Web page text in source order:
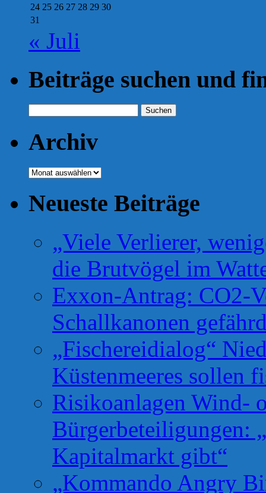
24 25 26 27 28 29 30
31
« Juli
Beiträge suchen und
nach:
Archiv
Archiv
Neueste Beiträge
„Viele Verlierer,
die Brutvögel im
Exxon-Antrag: CO2-
Schallkanonen
„Fischereidialog“
Küstenmeeres sollen
Risikoanlagen Wind-
Bürgerbeteiligungen:
Kapitalmarkt gibt“
„Kommando Angry